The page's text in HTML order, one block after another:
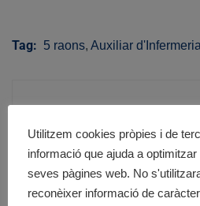
Tag: 5 raons, Auxiliar d'Infermeria
Utilitzem cookies pròpies i de
informació que ajuda a
seves pàgines web. No
reconèixer informació de